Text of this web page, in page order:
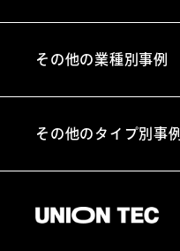
その他の業種別事例
その他のタイプ別事例